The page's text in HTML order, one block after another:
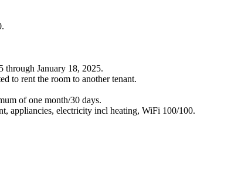
through January 18, 2025.
to rent the room to another tenant.
of one month/30 days.
appliancies, electricity incl heating, WiFi 100/100.